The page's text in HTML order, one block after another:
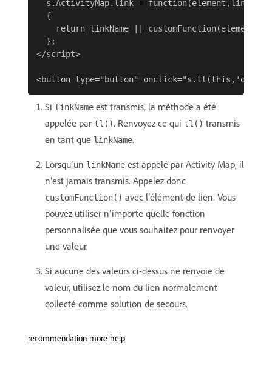
s.ActivityMap.link =
  {
return linkName || customFunction(element)
  };
</script>
Si linkName est transmis, la méthode a été
appelée par tl(). Renvoyez ce qui tl() transmis
en tant que linkName.
Lorsqu’un linkName est appelé par Activity Map, il
n’est jamais transmis. Appelez donc
customFunction() avec l’élément de lien. Vous
pouvez utiliser n’importe quelle fonction
personnalisée que vous souhaitez pour renvoyer
une valeur.
Si aucune des valeurs ci-dessus ne renvoie de
valeur, utilisez le nom du lien normalement
collecté comme solution de secours.
recommendation-more-help